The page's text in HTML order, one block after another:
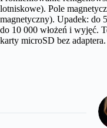
lotniskowe). Pole
magnetyczny). Upadek: do
do 10 000 włożeń i wyjęć.
karty microSD bez adaptera.